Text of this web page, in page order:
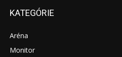
KATEGÓRIE
Aréna
Monitor